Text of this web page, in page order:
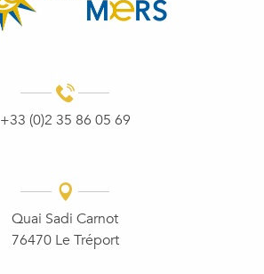
+33 (0)2 35 86 05 69
Quai Sadi Carnot
76470 Le Tréport